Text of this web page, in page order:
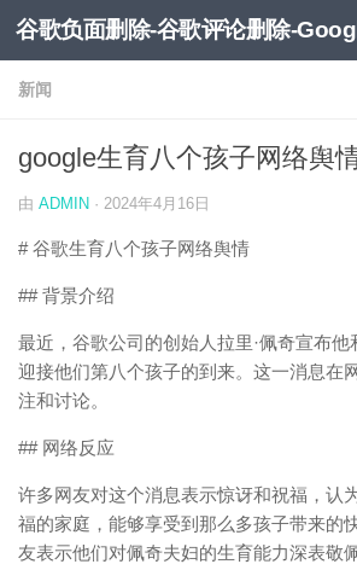
跳至内容
新闻
google生育八个孩子网络舆
由 ADMIN · 2024年4月16日
# 谷歌生育八个孩子网络舆情
## 背景介绍
最近，谷歌公司的创始人拉里·佩奇宣布他
迎接他们第八个孩子的到来。这一消息在
注和讨论。
## 网络反应
许多网友对这个消息表示惊讶和祝福，认
福的家庭，能够享受到那么多孩子带来的
友表示他们对佩奇夫妇的生育能力深表敬